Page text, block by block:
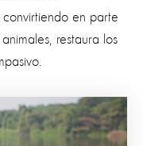
en parte
restaura los